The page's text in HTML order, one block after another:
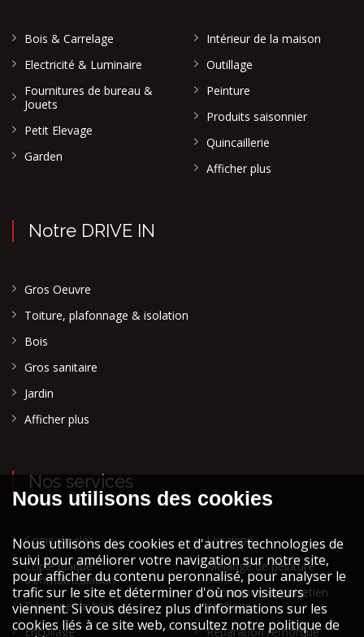
Bois & Carrelage
Electricité & Luminaire
Fournitures de bureau &
Jouets
Petit Elevage
Garden
Intérieur de la maison
Outillage
Peinture
Produits saisonnier
Quincaillerie
Afficher plus
Notre DRIVE IN
Gros Oeuvre
Toiture, plafonnage & isolation
Bois
Gros sanitaire
Jardin
Afficher plus
Nos services
Copie de clés
Copie plaque
d'immatriculation
Découpe de bois
Encollage
Livraison
Mélange de peinture
Réparation et entretien
outillage
Réparation remorque